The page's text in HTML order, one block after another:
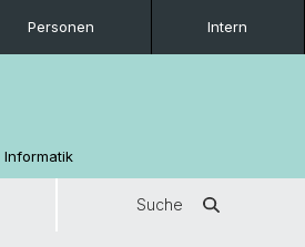
Personen Intern
Informatik
Suche